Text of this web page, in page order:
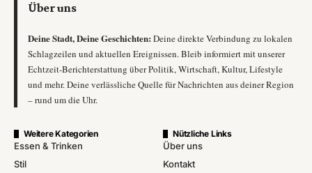
Über uns
Deine Stadt, Deine Geschichten: Deine direkte Verbindung zu lokalen
Schlagzeilen und aktuellen Ereignissen. Bleib informiert mit unserer
Echtzeit-Berichterstattung über Politik, Wirtschaft, Kultur, Lifestyle
und mehr. Deine verlässliche Quelle für Nachrichten aus deiner Region
– rund um die Uhr.
Weitere Kategorien
Essen & Trinken
Stil
Nützliche Links
Über uns
Kontakt